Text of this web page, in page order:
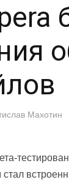
Махотин